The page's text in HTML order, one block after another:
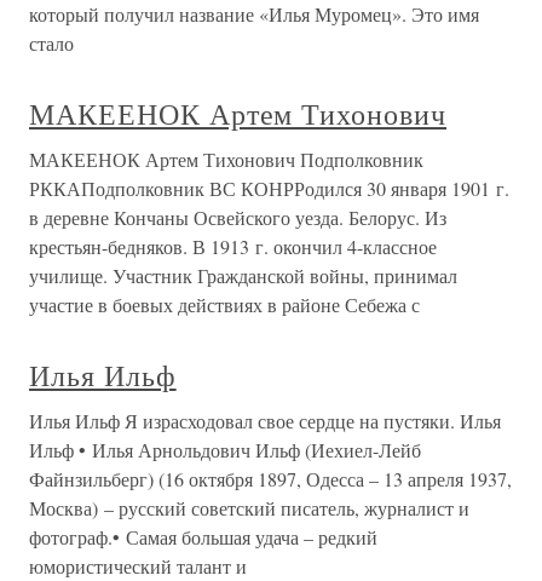
который получил название «Илья Муромец». Это имя
стало
МАКЕЕНОК Артем Тихонович
МАКЕЕНОК Артем Тихонович Подполковник
РККАПодполковник ВС КОНРРодился 30 января 1901 г.
в деревне Кончаны Освейского уезда. Белорус. Из
крестьян-бедняков. В 1913 г. окончил 4-классное
училище. Участник Гражданской войны, принимал
участие в боевых действиях в районе Себежа с
Илья Ильф
Илья Ильф Я израсходовал свое сердце на пустяки. Илья
Ильф • Илья Арнольдович Ильф (Иехиел-Лейб
Файнзильберг) (16 октября 1897, Одесса – 13 апреля 1937,
Москва) – русский советский писатель, журналист и
фотограф.• Самая большая удача – редкий
юмористический талант и